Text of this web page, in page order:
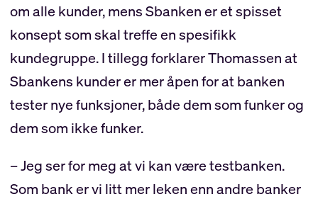
om alle kunder, mens Sbanken er et spisset
konsept som skal treffe en spesifikk
kundegruppe. I tillegg forklarer Thomassen at
Sbankens kunder er mer åpen for at banken
tester nye funksjoner, både dem som funker og
dem som ikke funker.
– Jeg ser for meg at vi kan være testbanken.
Som bank er vi litt mer leken enn andre banker